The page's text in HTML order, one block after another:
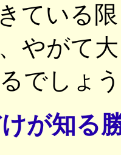
ている
やがて
でしょ
が知る